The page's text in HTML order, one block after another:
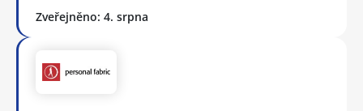
Zveřejněno: 4. srpna